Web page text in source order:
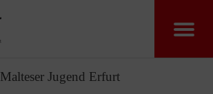
Malteser Jugend Erfurt